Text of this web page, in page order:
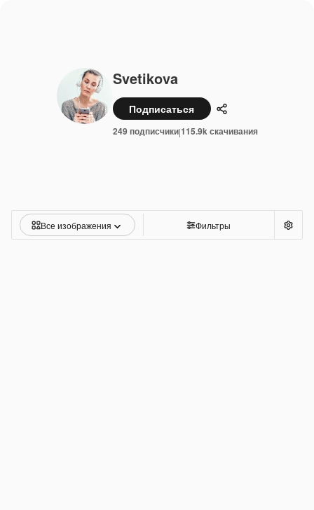
Svetikova
Подписаться Поделиться
249 подписчики|115.9k скачивания
Все изображения Фильтры